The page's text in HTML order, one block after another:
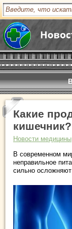
Какие
кишечник?
Новости медицины
В современном
неправильное
сильно